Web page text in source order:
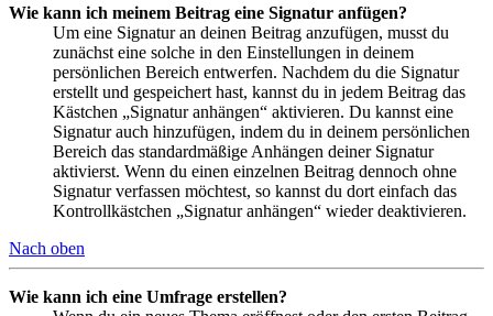
Wie kann ich meinem Beitrag eine Signatur anfügen?
Um eine Signatur an deinen Beitrag anzufügen, musst du
zunächst eine solche in den Einstellungen in deinem
persönlichen Bereich entwerfen. Nachdem du die Signatur
erstellt und gespeichert hast, kannst du in jedem Beitrag das
Kästchen „Signatur anhängen“ aktivieren. Du kannst eine
Signatur auch hinzufügen, indem du in deinem persönlichen
Bereich das standardmäßige Anhängen deiner Signatur
aktivierst. Wenn du einen einzelnen Beitrag dennoch ohne
Signatur verfassen möchtest, so kannst du dort einfach das
Kontrollkästchen „Signatur anhängen“ wieder deaktivieren.
Nach oben
Wie kann ich eine Umfrage erstellen?